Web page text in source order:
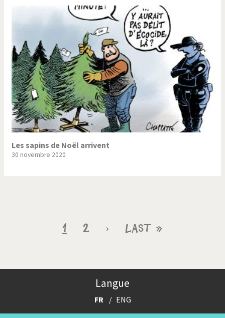
Les sapins de Noël arrivent
30 novembre 2020
Page
1 Page
2
Page
›
Dernière
Last »
Langue
FR ENG